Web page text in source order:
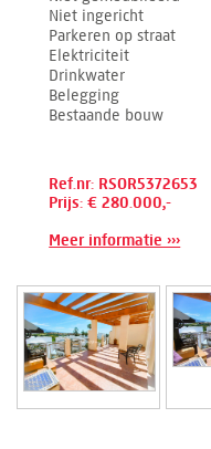
Niet ingericht
Parkeren op straat
Elektriciteit
Drinkwater
Belegging
Bestaande bouw
Ref.nr: RSOR5372653
Prijs: € 280.000,-
Meer informatie ›››